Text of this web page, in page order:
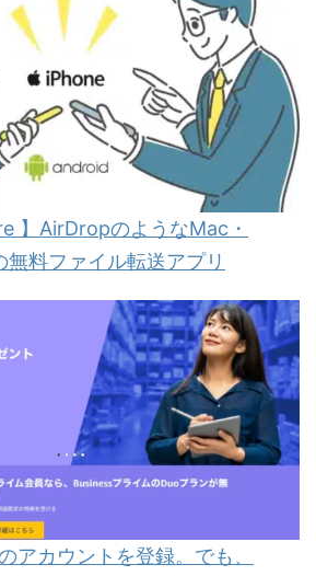
】AirDropのようなMac・
料ファイル転送アプリ
アカウントを登録。でも、